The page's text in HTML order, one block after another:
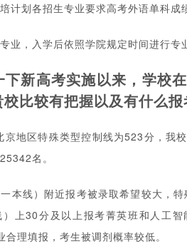
培计划各招生专业要求高考外语单科
专业，入学后依照学院规定时间进行
新高考实施以来，学校
比较有把握以及有什么
京地区特殊类型控制线为523分，我
名。
本线）附近报考被录取希望较大，
上30分及以上报考菁英班和人工
合理填报，考生被调剂概率较低。